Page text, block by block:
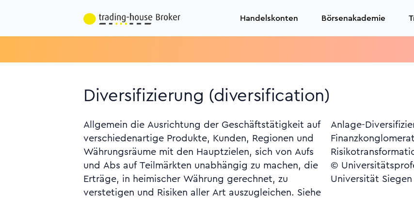
Handelskonten Börsenakademie
Diversifizierung (diversification)
Allgemein die Ausrichtung der Geschäftstätigkeit auf
verschiedenartige Produkte, Kunden, Regionen und
Währungsräume mit den Hauptzielen, sich von Aufs
und Abs auf Teilmärkten unabhängig zu machen, die
Erträge, in heimischer Währung gerechnet, zu
verstetigen und Risiken aller Art auszugleichen. Siehe
Anlage-Diversifizierung, Branchenkonzentration,
Finanzkonglomerat, Kreditderivate, Risiko,
©
Universität Siegen